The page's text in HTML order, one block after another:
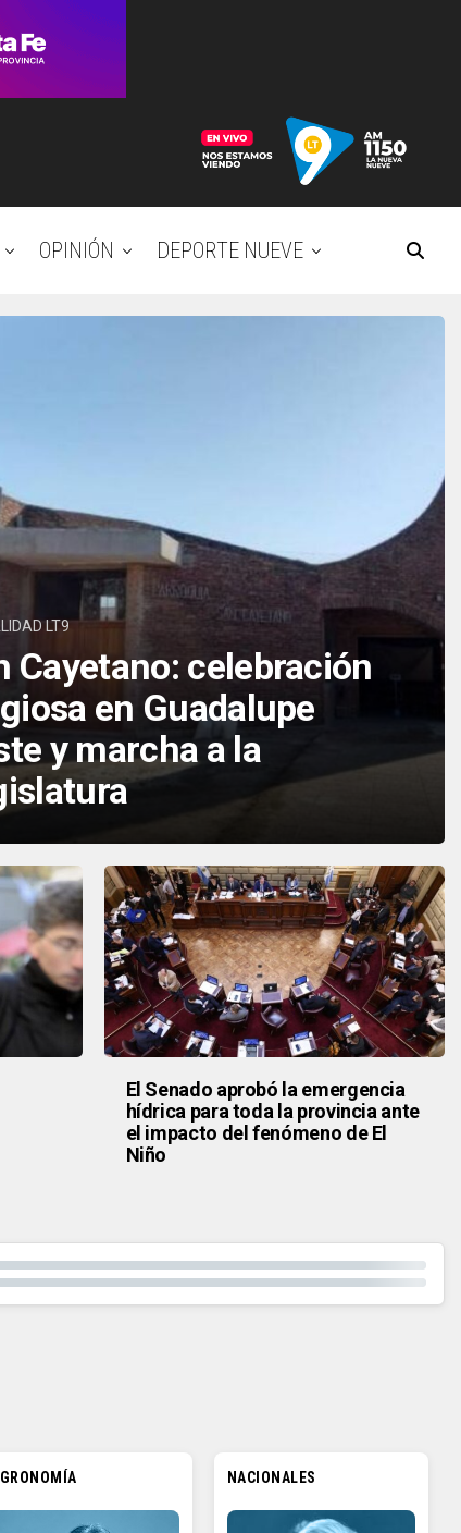
OPINIÓN DEPORTE NUEVE
LT9
Cayetano: celebración
en Guadalupe
y marcha a la
El Senado aprobó la emergencia
hídrica para toda la provincia ante
el impacto del fenómeno de El
Niño
NACIONALES